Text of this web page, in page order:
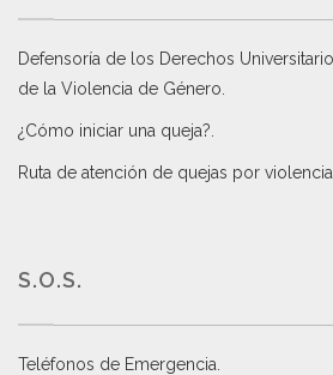
Defensoría de los Derechos
de la Violencia de Género
¿Cómo iniciar una queja?
Ruta de atención de quejas por
S.O.S.
Teléfonos de Emergencia.